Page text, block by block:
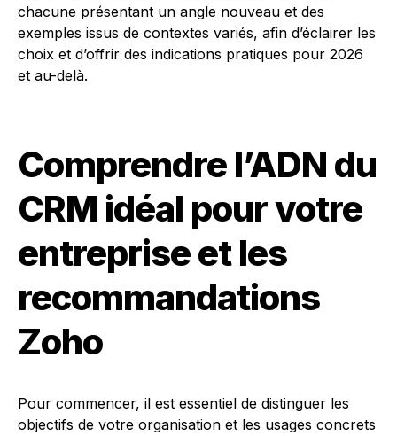
chacune présentant un angle nouveau et des
exemples issus de contextes variés, afin d’éclairer les
choix et d’offrir des indications pratiques pour 2026
et au-delà.
Comprendre l’ADN du
CRM idéal pour votre
entreprise et les
recommandations
Zoho
Pour commencer, il est essentiel de distinguer les
objectifs de votre organisation et les usages concrets